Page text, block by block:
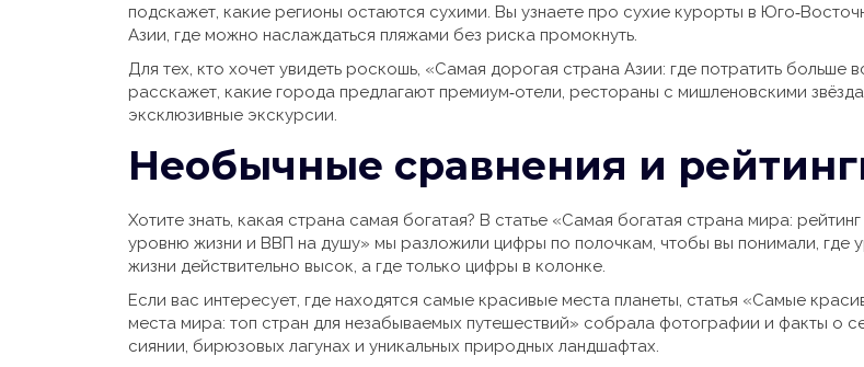
подскажет, какие регионы остаются сухими. Вы узнаете про сухие курорты в
Азии, где можно наслаждаться пляжами без риска промокнуть.
Для тех, кто хочет увидеть роскошь, «Самая дорогая страна Азии: где потратить больше
расскажет, какие города предлагают премиум‑отели, рестораны с мишленовскими
эксклюзивные экскурсии.
Необычные сравнения и
Хотите знать, какая страна самая богатая? В статье «Самая богатая страна мира: рейтинг
уровню жизни и ВВП на душу» мы разложили цифры по полочкам, чтобы вы понимали, где
жизни действительно высок, а где только цифры в колонке.
Если вас интересует, где находятся самые красивые места планеты, статья «Самые
места мира: топ стран для незабываемых путешествий» собрала фотографии и факты о
сиянии, бирюзовых лагунах и уникальных природных ландшафтах.